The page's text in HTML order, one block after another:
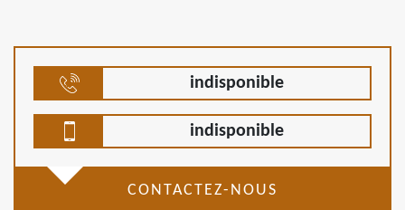
indisponible
indisponible
CONTACTEZ-NOUS